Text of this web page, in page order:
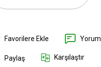
Paylaş Karşılaştır